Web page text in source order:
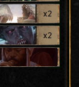
x2
x2